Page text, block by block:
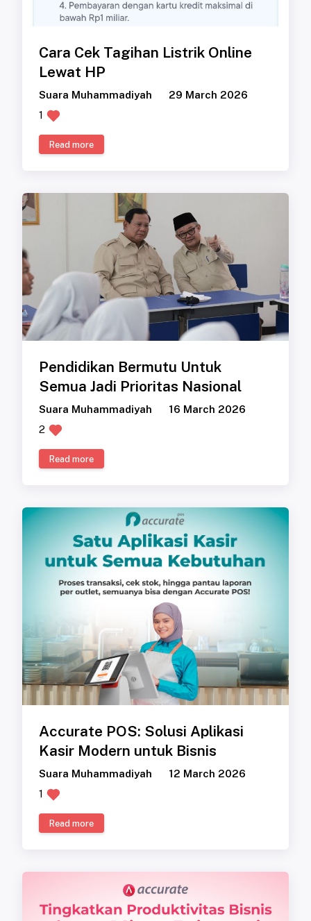
Cara Cek Tagihan Listrik Online
Lewat HP
Suara Muhammadiyah
29 March 2026
1
Read more
Pendidikan Bermutu Untuk
Semua Jadi Prioritas Nasional
Suara Muhammadiyah
16 March 2026
2
Read more
Accurate POS: Solusi Aplikasi
Kasir Modern untuk Bisnis
Suara Muhammadiyah
12 March 2026
1
Read more